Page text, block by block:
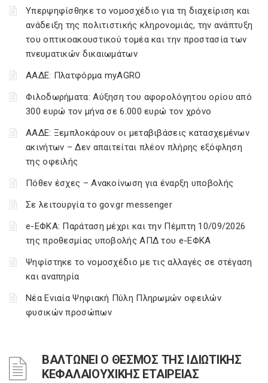
Υπερψηφίσθηκε το νομοσχέδιο για τη διαχείριση και
ανάδειξη της πολιτιστικής κληρονομιάς, την ανάπτυξη
του οπτικοακουστικού τομέα και την προστασία των
πνευματικών δικαιωμάτων
ΑΑΔΕ: Πλατφόρμα myAGRO
Φιλοδωρήματα: Αύξηση του αφορολόγητου ορίου από
300 ευρώ τον μήνα σε 6.000 ευρώ τον χρόνο
ΑΑΔΕ: Ξεμπλοκάρουν οι μεταβιβάσεις κατασχεμένων
ακινήτων – Δεν απαιτείται πλέον πλήρης εξόφληση
της οφειλής
Πόθεν έσχες – Ανακοίνωση για έναρξη υποβολής
Σε λειτουργία το gov.gr messenger
e-ΕΦΚΑ: Παράταση μέχρι και την Πέμπτη 10/09/2026
της προθεσμίας υποβολής ΑΠΔ του e-ΕΦΚΑ
Ψηφίστηκε το νομοσχέδιο με τις αλλαγές σε στέγαση
και αναπηρία
Νέα Ενιαία Ψηφιακή Πύλη Πληρωμών οφειλών
φυσικών προσώπων
ΒΑΛΤΩΝΕΙ Ο ΘΕΣΜΟΣ ΤΗΣ ΙΔΙΩΤΙΚΗΣ
ΚΕΦΑΛΑΙΟΥΧΙΚΗΣ ΕΤΑΙΡΕΙΑΣ